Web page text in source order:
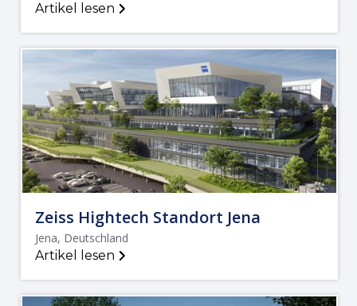
Artikel lesen
Zeiss Hightech Standort Jena
Jena, Deutschland
Artikel lesen